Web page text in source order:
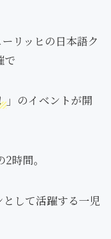
リッヒの日本語ク
で
」 のイベントが開
時間。
して活躍する一児